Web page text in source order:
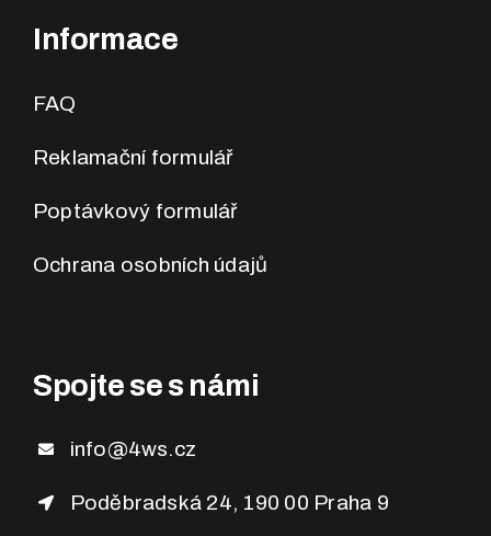
Informace
FAQ
Reklamační formulář
Poptávkový formulář
Ochrana osobních údajů
Spojte se s námi
info@4ws.cz
Poděbradská 24, 190 00 Praha 9